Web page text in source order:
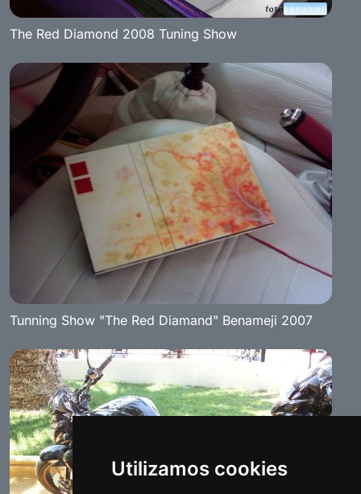
Utilizamos cookies
The Red Diamond 2008 Tuning Show
Tunning Show "The Red Diamand" Benameji 2007